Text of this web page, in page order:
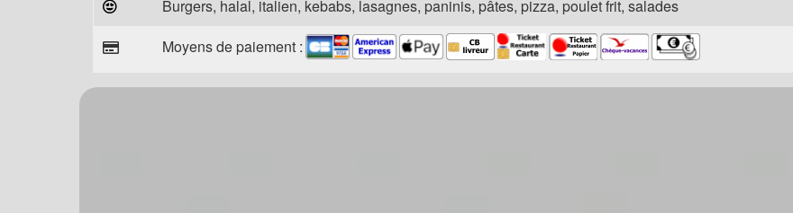
Burgers, halal, italien, kebabs, lasagnes, paninis, pâtes, pizza, poulet frit, salades
Moyens de paiement :